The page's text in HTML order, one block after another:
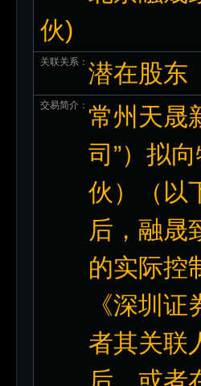
伙)
关联关系： 潜在股东
交易简介： 常州天晟
司”）拟
伙）（以
后，融晟
的实际控
《深圳
者其关联